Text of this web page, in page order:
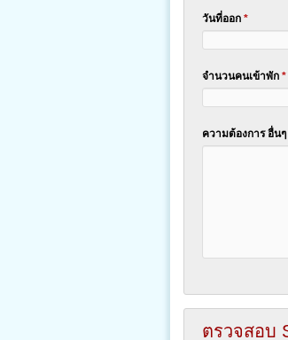
วันที่ออก *
จำนวนคนเข้าพัก *
ความต้องการ อื่นๆ
ตรวจสอบ